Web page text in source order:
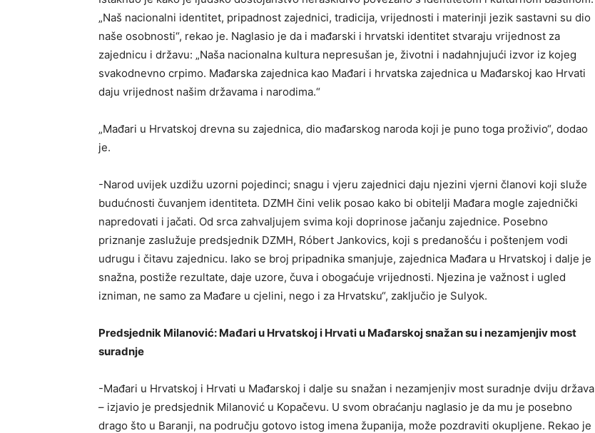
„Naš nacionalni identitet, pripadnost zajednici, tradicija, vrijednosti i materinji jezik sastavni su dio
naše osobnosti“, rekao je. Naglasio je da i mađarski i hrvatski identitet stvaraju vrijednost za
zajednicu i državu: „Naša nacionalna kultura nepresušan je, životni i nadahnjujući izvor iz kojeg
svakodnevno crpimo. Mađarska zajednica kao Mađari i hrvatska zajednica u Mađarskoj kao Hrvati
daju vrijednost našim državama i narodima.“
„Mađari u Hrvatskoj drevna su zajednica, dio mađarskog naroda koji je puno toga proživio“, dodao
je.
-Narod uvijek uzdižu uzorni pojedinci; snagu i vjeru zajednici daju njezini vjerni članovi koji služe
budućnosti čuvanjem identiteta. DZMH čini velik posao kako bi obitelji Mađara mogle zajednički
napredovati i jačati. Od srca zahvaljujem svima koji doprinose jačanju zajednice. Posebno
priznanje zaslužuje predsjednik DZMH, Róbert Jankovics, koji s predanošću i poštenjem vodi
udrugu i čitavu zajednicu. Iako se broj pripadnika smanjuje, zajednica Mađara u Hrvatskoj i dalje je
snažna, postiže rezultate, daje uzore, čuva i obogaćuje vrijednosti. Njezina je važnost i ugled
izniman, ne samo za Mađare u cjelini, nego i za Hrvatsku“, zaključio je Sulyok.
Predsjednik Milanović: Mađari u Hrvatskoj i Hrvati u Mađarskoj snažan su i nezamjenjiv most
suradnje
-Mađari u Hrvatskoj i Hrvati u Mađarskoj i dalje su snažan i nezamjenjiv most suradnje dviju država
– izjavio je predsjednik Milanović u Kopačevu. U svom obraćanju naglasio je da mu je posebno
drago što u Baranji, na području gotovo istog imena županija, može pozdraviti okupljene. Rekao je